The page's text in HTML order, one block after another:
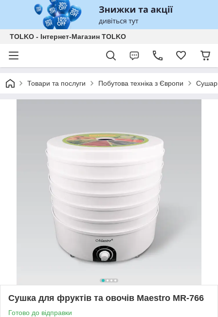
TOLKO - Інтернет-Магазин TOLKO
Товари та послуги Побутова техніка з Європи
Сушка для фруктів та овочів Maestro MR-766
Готово до відправки